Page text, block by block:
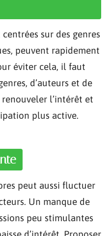
sur des genres
peuvent rapidement
éviter cela, il faut
d’auteurs et de
l’intérêt et
plus active.
peut aussi fluctuer
Un manque de
peu stimulantes
d’intérêt. Proposer